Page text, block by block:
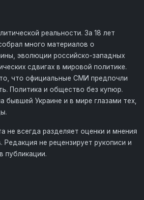
реальности. За 18 лет
много материалов о
эволюции российско-западных
сдвигах в мировой политике.
что официальные СМИ предпочли
Политика и общество без купюр.
бывшей Украине и в мире глазами тех,
не всегда разделяет оценки и мнения
Редакция не рецензирует рукописи и
публикации.